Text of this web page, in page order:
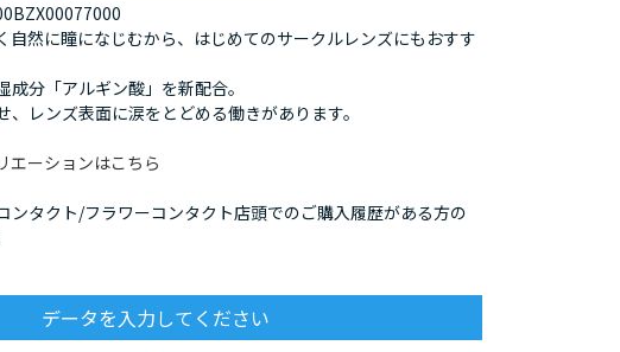
自然に瞳になじむから、はじめてのサークルレンズにもおすす
成分「アルギン酸」を新配合。
レンズ表面に涙をとどめる働きがあります。
ーションはこちら
ンタクト/フラワーコンタクト店頭でのご購入履歴がある方の
データを入力してください